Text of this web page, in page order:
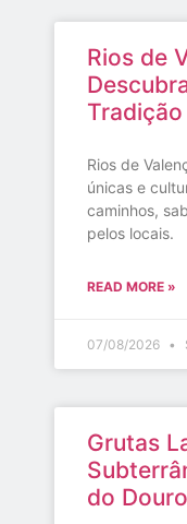
Rios de
Rios de
únicas e
caminhos,
pelos locais.
READ MORE »
07/08/2026
Grutas
do Douro